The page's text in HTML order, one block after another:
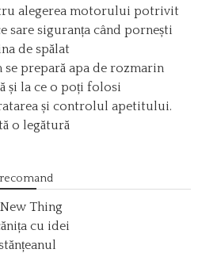
alegerea motorului potrivit
sare siguranța când pornești
de spălat
se prepară apa de rozmarin
și la ce o poți folosi
și controlul apetitului.
o legătură
recomand
Thing
cu idei